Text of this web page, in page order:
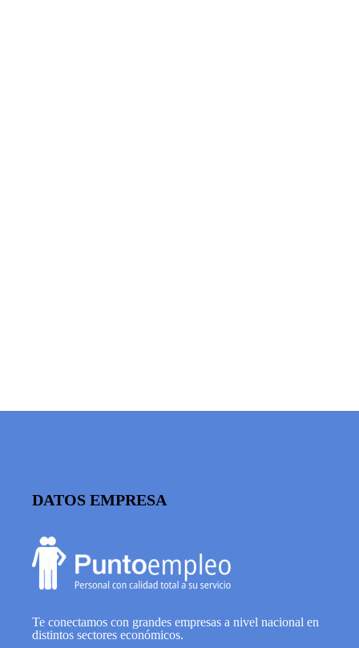
DATOS EMPRESA
Te conectamos con grandes empresas a nivel nacional en
distintos sectores económicos.